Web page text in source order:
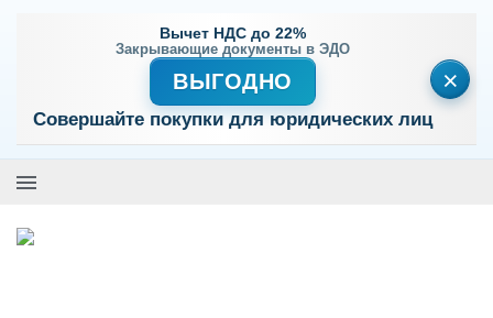
Вычет НДС до 22%
Закрывающие документы в ЭДО
ВЫГОДНО
Совершайте покупки для юридических лиц
×